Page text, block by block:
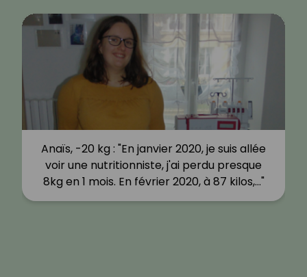
Anaïs, -20 kg : "En janvier 2020, je suis allée
voir une nutritionniste, j'ai perdu presque
8kg en 1 mois. En février 2020, à 87 kilos,…"